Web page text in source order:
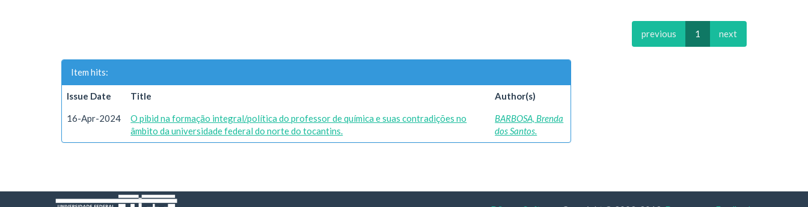
previous 1 next
Item hits:
Issue Date Title Author(s)
16-Apr-2024
O pibid na formação integral/política do professor de química e suas contradições no
âmbito da universidade federal do norte do tocantins.
BARBOSA, Brenda
dos Santos.